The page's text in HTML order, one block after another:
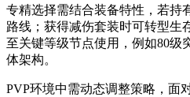
专精选择需结合装备特性，若持
路线；获得减伤套装时可转型生
至关键等级节点使用，例如80级
体架构。
PVP环境中需动态调整策略，面